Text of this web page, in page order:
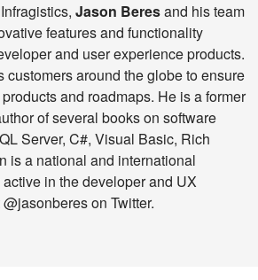
Jason Beresand his team
features and functionality
and user experience products.
around the globe to ensure
and roadmaps. He is a former
of several books on software
Server, C#, Visual Basic, Rich
is a national and international
in the developer and UX
on Twitter.